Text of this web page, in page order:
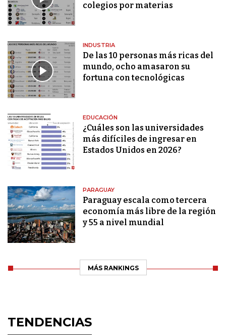
colegios por materias
INDUSTRIA
De las 10 personas más ricas del
mundo, ocho amasaron su
fortuna con tecnológicas
EDUCACIÓN
¿Cuáles son las universidades
más difíciles de ingresar en
Estados Unidos en 2026?
PARAGUAY
Paraguay escala como tercera
economía más libre de la región
y 55 a nivel mundial
MÁS RANKINGS
TENDENCIAS